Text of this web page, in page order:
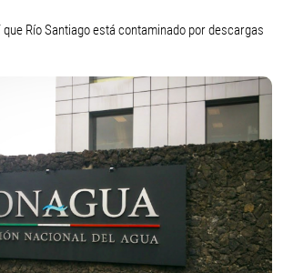
que Río Santiago está contaminado por descargas